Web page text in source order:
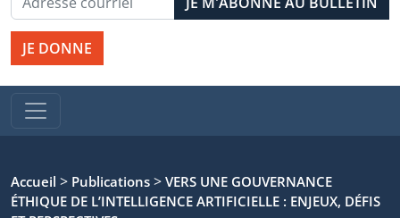
JE DONNE
Accueil > Publications > VERS UNE GOUVERNANCE
ÉTHIQUE DE L’INTELLIGENCE ARTIFICIELLE : ENJEUX, DÉFIS